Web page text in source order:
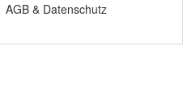
AGB & Datenschutz